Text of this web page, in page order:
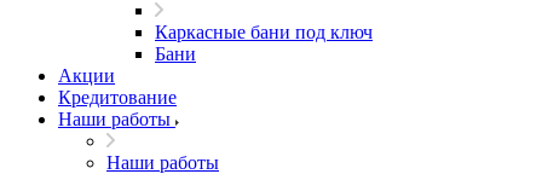
Каркасные бани под ключ
Бани
Акции
Кредитование
Наши работы
Наши работы